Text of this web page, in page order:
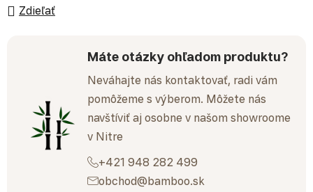
Zdieľať
Máte otázky ohľadom produktu?
Neváhajte nás kontaktovať, radi vám
pomôžeme s výberom. Môžete nás
navštíviť aj osobne v našom showroome
v Nitre
+421 948 282 499
obchod@bamboo.sk